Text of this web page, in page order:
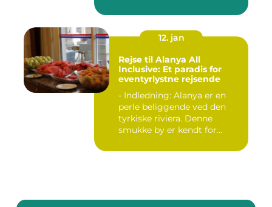
12. jan
Rejse til Alanya All
Inclusive: Et paradis for
eventyrlystne rejsende
- Indledning: Alanya er en
perle beliggende ved den
tyrkiske riviera. Denne
smukke by er kendt for...